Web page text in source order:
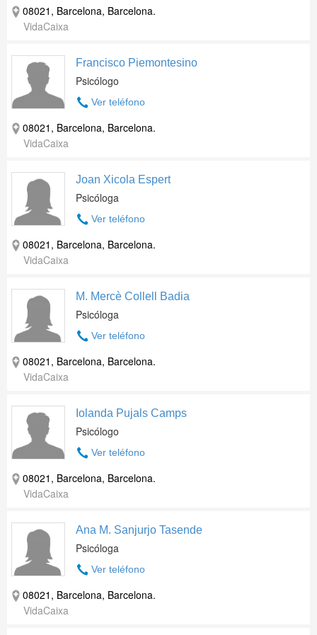
08021, Barcelona, Barcelona.
VidaCaixa
Francisco Piemontesino
Psicólogo
Ver teléfono
08021, Barcelona, Barcelona.
VidaCaixa
Joan Xicola Espert
Psicóloga
Ver teléfono
08021, Barcelona, Barcelona.
VidaCaixa
M. Mercè Collell Badia
Psicóloga
Ver teléfono
08021, Barcelona, Barcelona.
VidaCaixa
Iolanda Pujals Camps
Psicólogo
Ver teléfono
08021, Barcelona, Barcelona.
VidaCaixa
Ana M. Sanjurjo Tasende
Psicóloga
Ver teléfono
08021, Barcelona, Barcelona.
VidaCaixa